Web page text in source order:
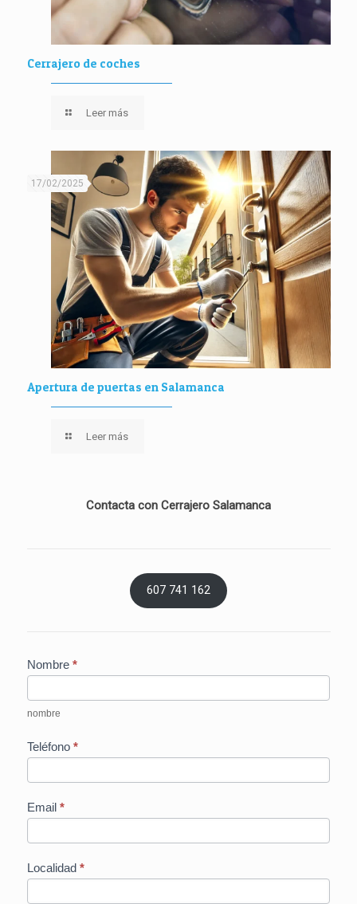
Cerrajero de coches
Leer más
17/02/2025
Apertura de puertas en Salamanca
Leer más
Contacta con Cerrajero Salamanca
607 741 162
Contacto
-
Solicitud
de
Nombre *
nombre
Teléfono *
Email *
Localidad *